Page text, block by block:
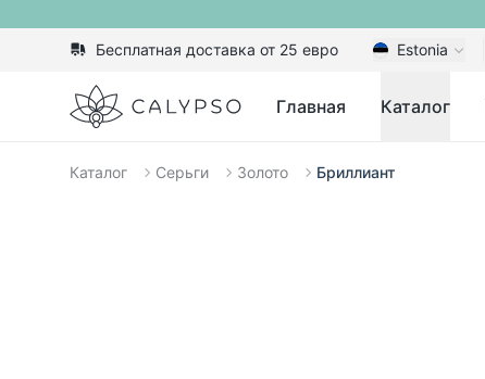
Бесплатная доставка от 25 евро Estonia
Calypso Главная Каталог
Каталог Серьги Золото Бриллиант